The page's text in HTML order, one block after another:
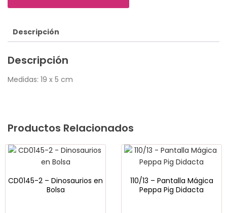
Descripción
Descripción
Medidas: 19 x 5 cm
Productos Relacionados
CD0145-2 – Dinosaurios en
Bolsa
110/13 – Pantalla Mágica
Peppa Pig Didacta